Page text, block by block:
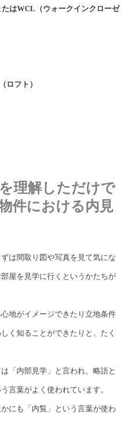
はWCL（ウォークインクローゼ
ロフト）
理解しただけで
件における内見
は間取り図や写真を見て気にな
屋を見学に行くというかたちが
地がイメージできたり立地条件
く知ることができたりと、たく
「内部見学」と言われ、略語と
言葉がよく使われています。
にも「内覧」という言葉が使わ